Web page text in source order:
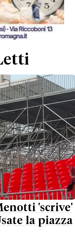
'scrive'
la piazza